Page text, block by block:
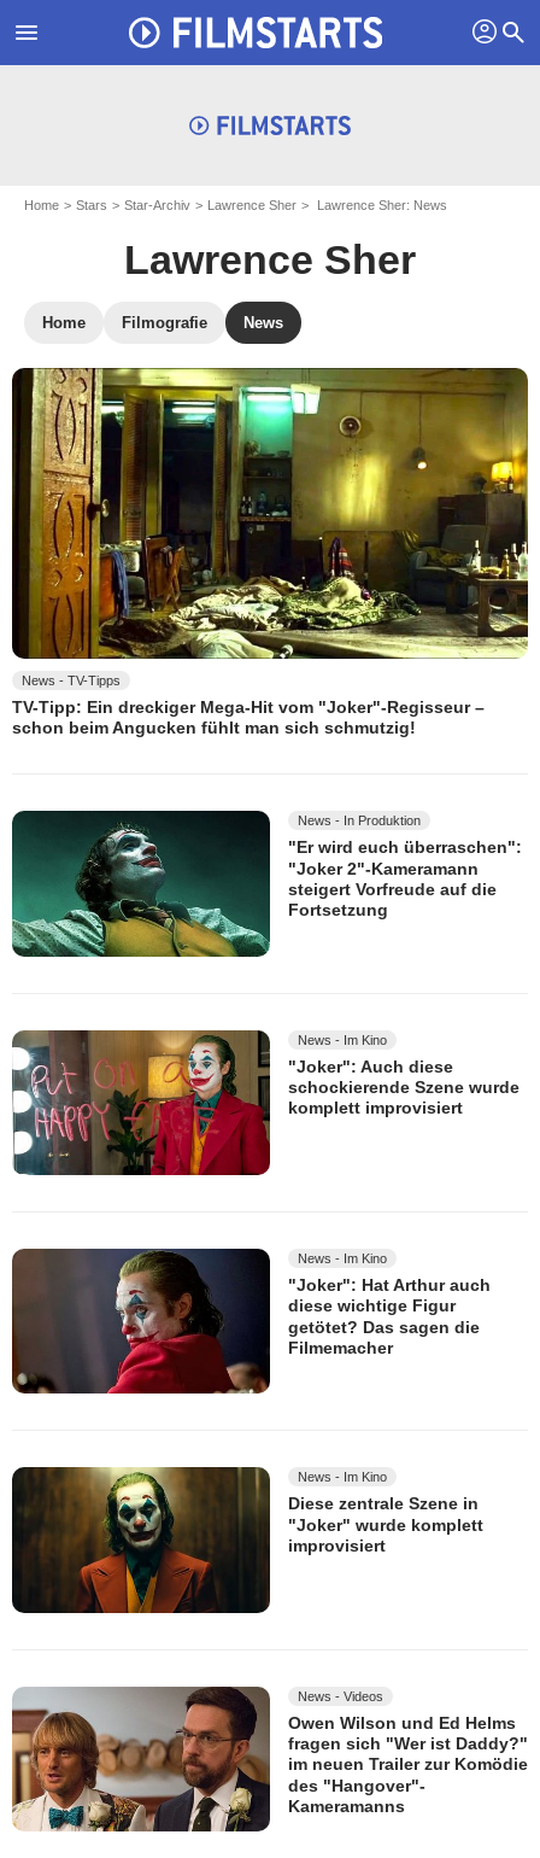
menu profil search
Home Stars Star-Archiv Lawrence Sher Lawrence Sher: News
Lawrence Sher
Home Filmografie News
News - TV-Tipps
TV-Tipp: Ein dreckiger Mega-Hit vom "Joker"-Regisseur –
schon beim Angucken fühlt man sich schmutzig!
News - In Produktion
"Er wird euch überraschen":
"Joker 2"-Kameramann
steigert Vorfreude auf die
Fortsetzung
News - Im Kino
"Joker": Auch diese
schockierende Szene wurde
komplett improvisiert
News - Im Kino
"Joker": Hat Arthur auch
diese wichtige Figur
getötet? Das sagen die
Filmemacher
News - Im Kino
Diese zentrale Szene in
"Joker" wurde komplett
improvisiert
News - Videos
Owen Wilson und Ed Helms
fragen sich "Wer ist Daddy?"
im neuen Trailer zur Komödie
des "Hangover"-
Kameramanns